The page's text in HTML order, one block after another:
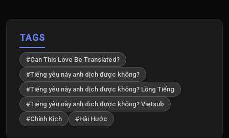
TAGS
#Can This Love Be Translated?
#Tiếng yêu này anh dịch được không?
#Tiếng yêu này anh dịch được không? Lồng Tiếng
#Tiếng yêu này anh dịch được không? Vietsub
#Chính Kịch
#Hài Hước